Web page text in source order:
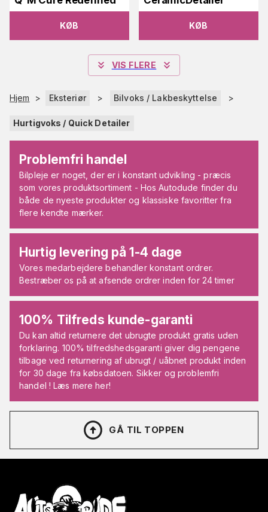
KØB KØB
VIS FLERE
Hjem > Eksteriør > Bilvoks / Lakbeskyttelse >
Hurtigvoks / Quick Detailer
Problemfri handel
Bilpleje er noget, der er i konstant udvikling - præcis
som vores produktsortiment - Hos Autodude finder du
både de nyeste produkter og klassiske favoritter fra
flere kendte mærker.
Hurtig levering på 1-4 dage
Vores medarbejdere behandler konstant ordrer.
Bestræber os på at afsende ordrer inden for 24 timer
100% Tilfreds kunde-garanti
Du kan altid returnere det ubrugte produkt gratis uden
forklaring. 100% tilfredshedsgaranti giver dig pengene
tilbage ved returnering af ubrugt / uåbnet produkt inden
for 30 dage fra købsdatoen. Sikker og problemfri
handel ! Læs mere her!
GÅ TIL TOPPEN